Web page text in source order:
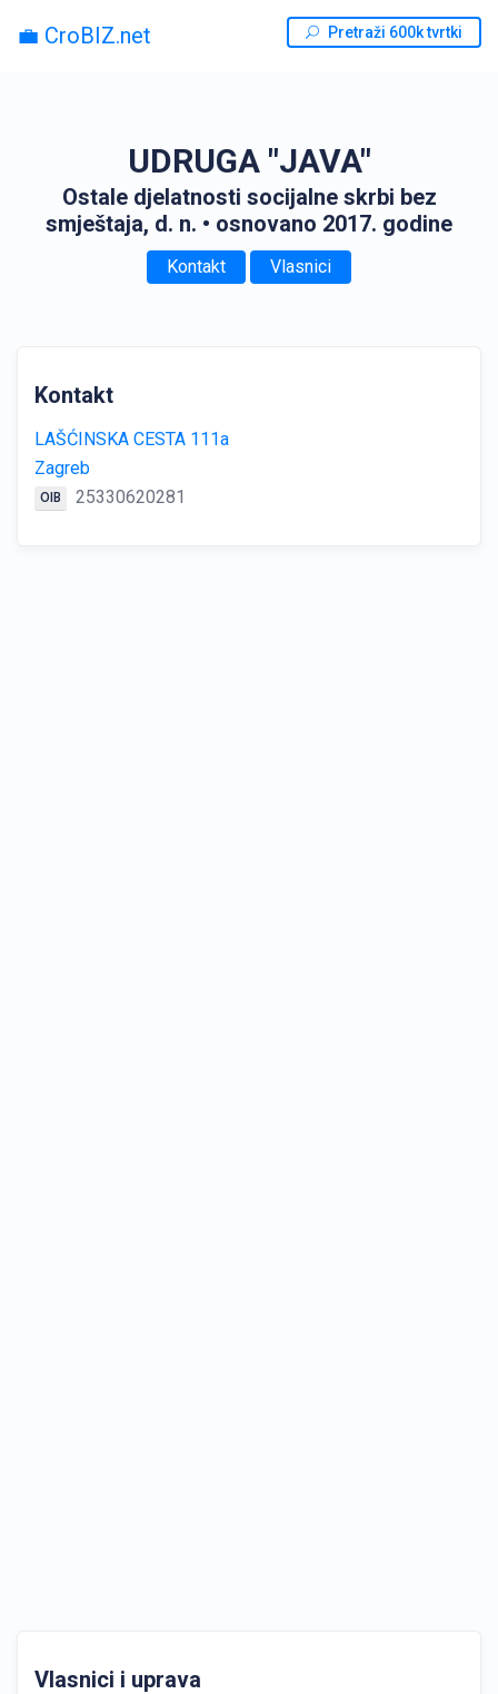
💼 CroBIZ.net Pretraži 600k tvrtki
UDRUGA "JAVA"
Ostale djelatnosti socijalne skrbi bez
smještaja, d. n. • osnovano 2017. godine
Kontakt Vlasnici
Kontakt
LAŠĆINSKA CESTA 111a
Zagreb
OIB 25330620281
Vlasnici i uprava